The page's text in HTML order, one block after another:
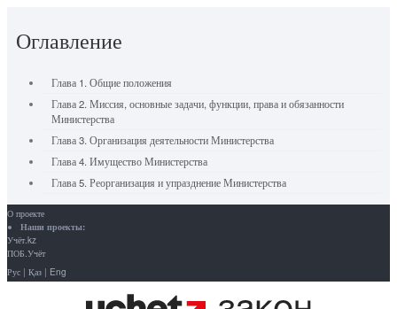
Оглавление
Глава 1. Общие положения
Глава 2. Миссия, основные задачи, функции, права и обязанности
Министерства
Глава 3. Организация деятельности Министерства
Глава 4. Имущество Министерства
Глава 5. Реорганизация и упразднение Министерства
О проекте
Наши проекты:
Учёт.kz
ПОБ.Учёт
Рус | Қаз | Eng